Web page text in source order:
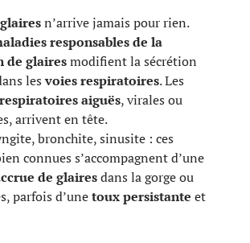
n’arrive jamais pour rien.
responsables de la
de glairesmodifient la sécrétion
lesvoies respiratoires. Les
aiguës, virales ou
arrivent en tête.
bronchite, sinusite : ces
connues s’accompagnent d’une
de glairesdans la gorge ou
parfois d’unetoux persistante et